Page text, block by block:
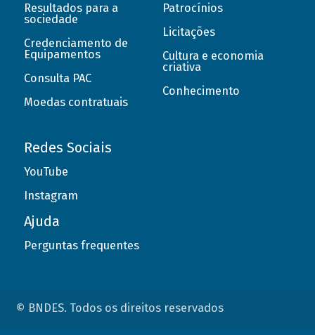
Resultados para a
sociedade
Credenciamento de
Equipamentos
Consulta PAC
Moedas contratuais
Patrocínios
Licitações
Cultura e economia
criativa
Conhecimento
Redes Sociais
YouTube
Instagram
Ajuda
Perguntas frequentes
© BNDES. Todos os direitos reservados